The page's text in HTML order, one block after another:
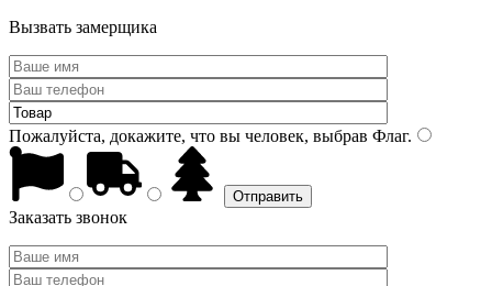
Вызвать замерщика
Пожалуйста, докажите, что вы человек, выбрав Флаг.
Заказать звонок